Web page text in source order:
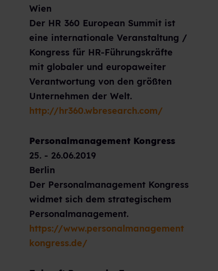
Wien
Der HR 360 European Summit ist
eine internationale Veranstaltung /
Kongress für HR-Führungskräfte
mit globaler und europaweiter
Verantwortung von den größten
Unternehmen der Welt.
http://hr360.wbresearch.com/
Personalmanagement Kongress
25. - 26.06.2019
Berlin
Der Personalmanagement Kongress
widmet sich dem strategischem
Personalmanagement.
https://www.personalmanagement
kongress.de/